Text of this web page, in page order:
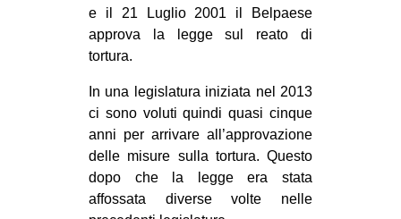
CINEMA
RECENSIONI
INTERNAZIONALE
AFRICA
AMERICHE
e il 21 Luglio 2001 il Belpaese
approva la legge sul reato di
tortura.
In una legislatura iniziata nel 2013
ci sono voluti quindi quasi cinque
anni per arrivare all’approvazione
delle misure sulla tortura. Questo
dopo che la legge era stata
affossata diverse volte nelle